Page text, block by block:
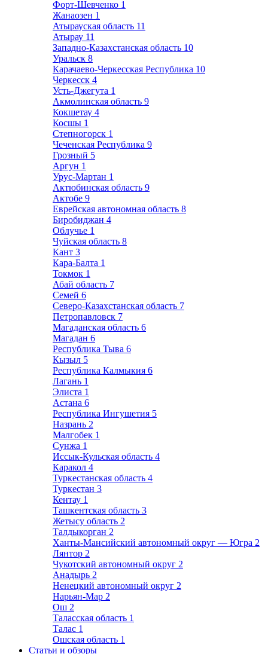
Форт-Шевченко 1
Жанаозен 1
Атырауская область 11
Атырау 11
Западно-Казахстанская область 10
Уральск 8
Карачаево-Черкесская Республика 10
Черкесск 4
Усть-Джегута 1
Акмолинская область 9
Кокшетау 4
Косшы 1
Степногорск 1
Чеченская Республика 9
Грозный 5
Аргун 1
Урус-Мартан 1
Актюбинская область 9
Актобе 9
Еврейская автономная область 8
Биробиджан 4
Облучье 1
Чуйская область 8
Кант 3
Кара-Балта 1
Токмок 1
Абай область 7
Семей 6
Северо-Казахстанская область 7
Петропавловск 7
Магаданская область 6
Магадан 6
Республика Тыва 6
Кызыл 5
Республика Калмыкия 6
Лагань 1
Элиста 1
Астана 6
Республика Ингушетия 5
Назрань 2
Малгобек 1
Сунжа 1
Иссык-Кульская область 4
Каракол 4
Туркестанская область 4
Туркестан 3
Кентау 1
Ташкентская область 3
Жетысу область 2
Талдыкорган 2
Ханты-Мансийский автономный округ — Югра 2
Лянтор 2
Чукотский автономный округ 2
Анадырь 2
Ненецкий автономный округ 2
Нарьян-Мар 2
Ош 2
Таласская область 1
Талас 1
Ошская область 1
Статьи и обзоры